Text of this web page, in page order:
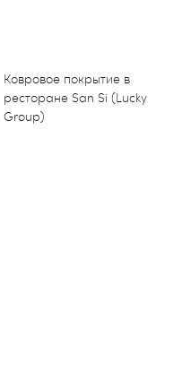
Ковровое покрытие в
ресторане San Si (Lucky
Group)